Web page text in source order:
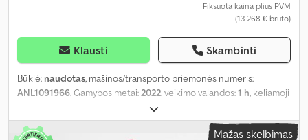
Fiksuota kaina plius PVM
(13 268 € bruto)
Klausti Skambinti
Būklė: naudotas, mašinos/transporto priemonės numeris:
ANL1091966, Gamybos metai:2022, veikimo valandos:1 h, keliamoji
, apkrovos centras:600 mm
akumuliatoriaus įtampa:24 V, šakių laikiklio plotis:520 mm, šakių
ilgis:2 400 mm Mažas skelbimas